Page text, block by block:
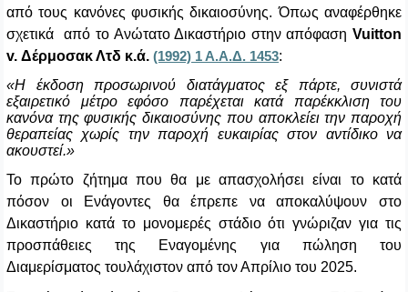
από τους κανόνες φυσικής δικαιοσύνης. Όπως αναφέρθηκε
σχετικά από το Ανώτατο Δικαστήριο στην απόφαση Vuitton
v. Δέρμοσακ Λτδ κ.ά. (1992) 1 Α.Α.Δ. 1453:
«Η έκδοση προσωρινού διατάγματος εξ πάρτε, συνιστά
εξαιρετικό μέτρο εφόσο παρέχεται κατά παρέκκλιση του
κανόνα της φυσικής δικαιοσύνης που αποκλείει την παροχή
θεραπείας χωρίς την παροχή ευκαιρίας στον αντίδικο να
ακουστεί.»
Το πρώτο ζήτημα που θα με απασχολήσει είναι το κατά
πόσον οι Ενάγοντες θα έπρεπε να αποκαλύψουν στο
Δικαστήριο κατά το μονομερές στάδιο ότι γνώριζαν για τις
προσπάθειες της Εναγομένης για πώληση του
Διαμερίσματος τουλάχιστον από τον Απρίλιο του 2025.